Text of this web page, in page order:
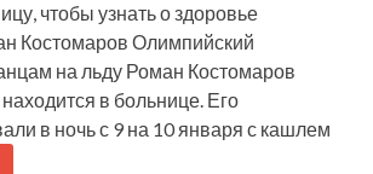
чтобы узнать о здоровье
Костомаров Олимпийский
на льду Роман Костомаров
в больнице. Его
в ночь с 9 на 10 января с кашлем